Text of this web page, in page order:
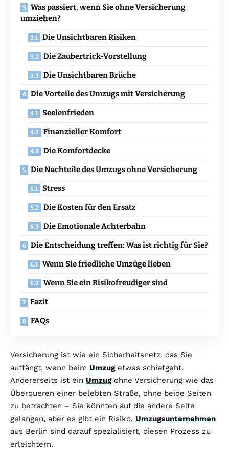
Was passiert, wenn Sie ohne Versicherung
umziehen?
Die Unsichtbaren Risiken
Die Zaubertrick-Vorstellung
Die Unsichtbaren Brüche
Die Vorteile des Umzugs mit Versicherung
Seelenfrieden
Finanzieller Komfort
Die Komfortdecke
Die Nachteile des Umzugs ohne Versicherung
Stress
Die Kosten für den Ersatz
Die Emotionale Achterbahn
Die Entscheidung treffen: Was ist richtig für Sie?
Wenn Sie friedliche Umzüge lieben
Wenn Sie ein Risikofreudiger sind
Fazit
FAQs
Versicherung ist wie ein Sicherheitsnetz, das Sie
auffängt, wenn beim Umzugetwas schiefgeht.
Andererseits ist ein Umzugohne Versicherung wie das
Überqueren einer belebten Straße, ohne beide Seiten
zu betrachten – Sie könnten auf die andere Seite
gelangen, aber es gibt ein Risiko. Umzugsunternehmen
aus Berlin sind darauf spezialisiert, diesen Prozess zu
erleichtern.